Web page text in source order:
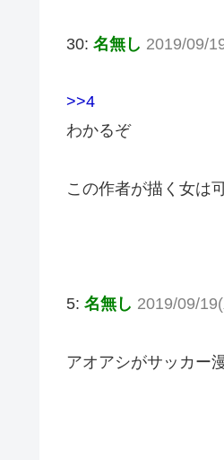
30: 名無し 2019/09/
>>4
わかるぞ
この作者が描く女は
5: 名無し 2019/09/
アオアシがサッカー